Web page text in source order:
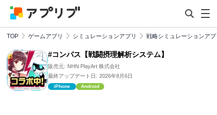
TOP ゲームアプリ シミュレーションアプリ 戦略シミュレーションア
#コンパス【戦闘摂理解析システム】
販売元: NHN PlayArt 株式会社
最終アップデート日: 2026年8月6日
iPhone Android